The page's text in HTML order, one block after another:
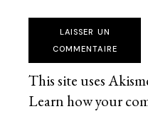
LAISSER UN
COMMENTAIRE
This site uses
Learn how your